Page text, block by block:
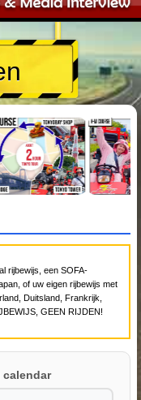
rijbewijs, een SOFA-
of uw eigen rijbewijs met
Duitsland, Frankrijk,
GEEN RIJDEN!